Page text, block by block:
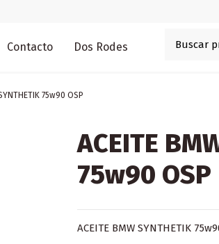
Dos Rodes
Contacto
75w90 OSP
ACEITE
75w90 OSP
ACEITE BMW SYNTHETIK